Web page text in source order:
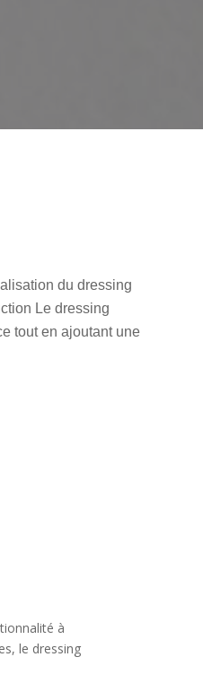
du dressing
Le dressing
tout en ajoutant une
à
le dressing